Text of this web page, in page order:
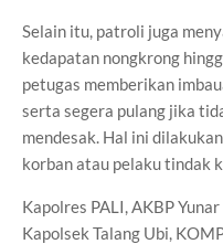
Selain itu, patroli juga
kedapatan nongkrong
petugas memberikan
serta segera pulang jika
mendesak. Hal ini
korban atau pelaku tindak
Kapolres PALI, AKBP Yunar
Kapolsek Talang Ubi,